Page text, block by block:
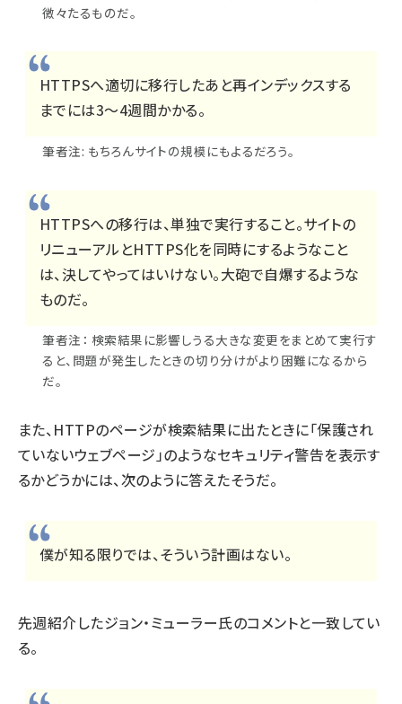
微々たるものだ。
HTTPSへ適切に移行したあと再インデックスする
までには3～4週間かかる。
筆者注: もちろんサイトの規模にもよるだろう。
HTTPSへの移行は、単独で実行すること。サイトの
リニューアルとHTTPS化を同時にするようなこと
は、決してやってはいけない。大砲で自爆するような
ものだ。
筆者注： 検索結果に影響しうる大きな変更をまとめて実行す
ると、問題が発生したときの切り分けがより困難になるから
だ。
また、HTTPのページが検索結果に出たときに「保護され
ていないウェブページ」のようなセキュリティ警告を表示す
るかどうかには、次のように答えたそうだ。
僕が知る限りでは、そういう計画はない。
先週紹介したジョン・ミューラー氏のコメントと一致してい
る。